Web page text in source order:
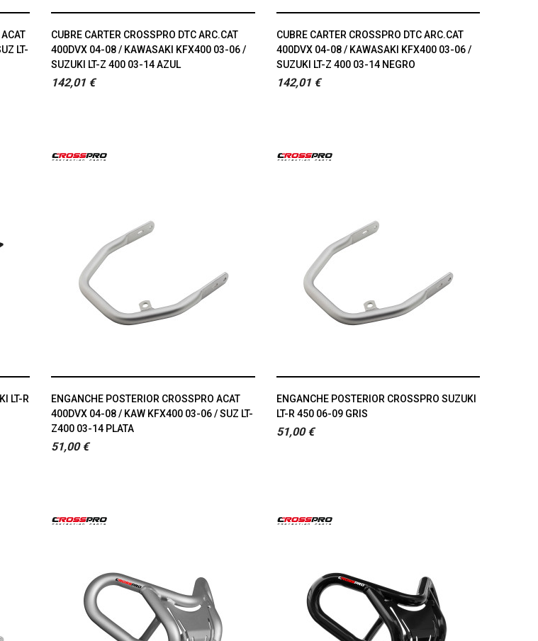
LT-
CUBRE CARTER CROSSPRO DTC ARC.CAT
400DVX 04-08 / KAWASAKI KFX400 03-06 /
SUZUKI LT-Z 400 03-14 AZUL
142,01 €
CUBRE CARTER CROSSPRO DTC ARC.CAT
400DVX 04-08 / KAWASAKI KFX400 03-06 /
SUZUKI LT-Z 400 03-14 NEGRO
142,01 €
LT-R
ENGANCHE POSTERIOR CROSSPRO ACAT
400DVX 04-08 / KAW KFX400 03-06 / SUZ LT-
Z400 03-14 PLATA
51,00 €
ENGANCHE POSTERIOR CROSSPRO SUZUKI
LT-R 450 06-09 GRIS
51,00 €